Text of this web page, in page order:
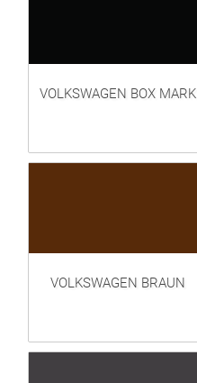
VOLKSWAGEN BOX MARK
VOLKSWAGEN BRAUN